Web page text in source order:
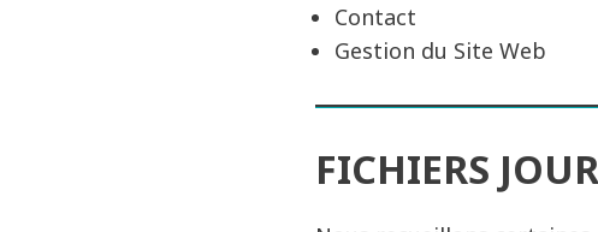
Contact
Gestion du Site Web
FICHIERS